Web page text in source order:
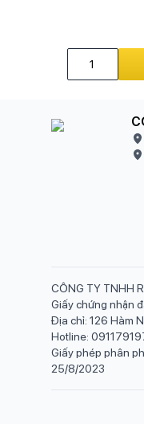
CÔNG TY TNHH
Giấy chứng nhận
Địa chỉ: 126 Hàm
Hotline:
Giấy phép phân
25/8/2023